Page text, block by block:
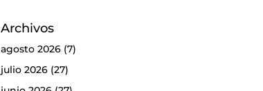
Archivos
agosto 2026(7)
julio 2026(27)